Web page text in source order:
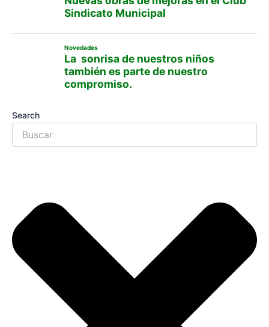
Sindicato Municipal
Novedades
La sonrisa de nuestros niños
también es parte de nuestro
compromiso.
Search